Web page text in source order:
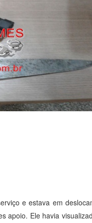
e estava em
apoio. Ele havia